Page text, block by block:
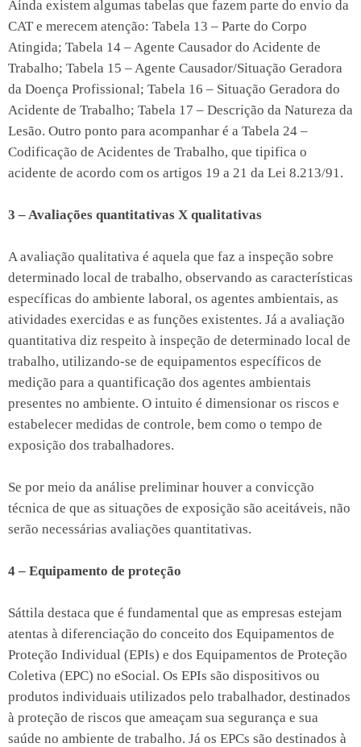
Ainda existem algumas tabelas que fazem parte do envio da
CAT e merecem atenção: Tabela 13 – Parte do Corpo
Atingida; Tabela 14 – Agente Causador do Acidente de
Trabalho; Tabela 15 – Agente Causador/Situação Geradora
da Doença Profissional; Tabela 16 – Situação Geradora do
Acidente de Trabalho; Tabela 17 – Descrição da Natureza da
Lesão. Outro ponto para acompanhar é a Tabela 24 –
Codificação de Acidentes de Trabalho, que tipifica o
acidente de acordo com os artigos 19 a 21 da Lei 8.213/91.
3 – Avaliações quantitativas X qualitativas
A avaliação qualitativa é aquela que faz a inspeção sobre
determinado local de trabalho, observando as características
específicas do ambiente laboral, os agentes ambientais, as
atividades exercidas e as funções existentes. Já a avaliação
quantitativa diz respeito à inspeção de determinado local de
trabalho, utilizando-se de equipamentos específicos de
medição para a quantificação dos agentes ambientais
presentes no ambiente. O intuito é dimensionar os riscos e
estabelecer medidas de controle, bem como o tempo de
exposição dos trabalhadores.
Se por meio da análise preliminar houver a convicção
técnica de que as situações de exposição são aceitáveis, não
serão necessárias avaliações quantitativas.
4 – Equipamento de proteção
Sáttila destaca que é fundamental que as empresas estejam
atentas à diferenciação do conceito dos Equipamentos de
Proteção Individual (EPIs) e dos Equipamentos de Proteção
Coletiva (EPC) no eSocial. Os EPIs são dispositivos ou
produtos individuais utilizados pelo trabalhador, destinados
à proteção de riscos que ameaçam sua segurança e sua
saúde no ambiente de trabalho. Já os EPCs são destinados à